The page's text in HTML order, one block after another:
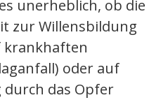
unerheblich, ob die
zur Willensbildung
krankhaften
oder auf
das Opfer